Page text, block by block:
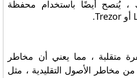
، يُنصح أيضًا باستخدام محفظة
متقلبة ، مما يعني أن مخاطر
مخاطر الأصول التقليدية ، مثل